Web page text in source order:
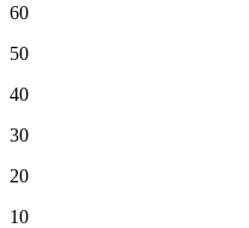
60
50
40
30
20
10